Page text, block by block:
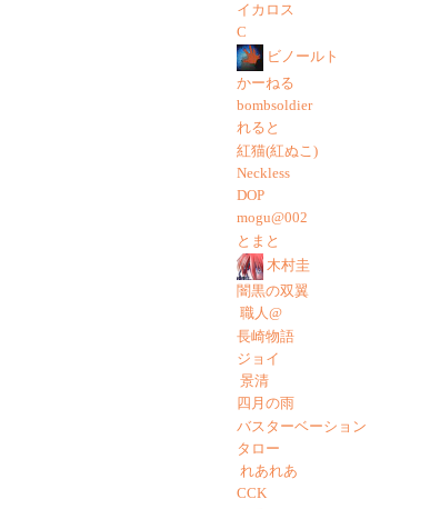
イカロス
C
ビノールト
かーねる
bombsoldier
れると
紅猫(紅ぬこ)
Neckless
DOP
mogu@002
とまと
木村圭
闇黒の双翼
職人@
長崎物語
ジョイ
景清
四月の雨
バスターベーション
タロー
れあれあ
CCK